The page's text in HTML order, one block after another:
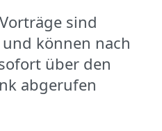
sind
können nach
über den
abgerufen